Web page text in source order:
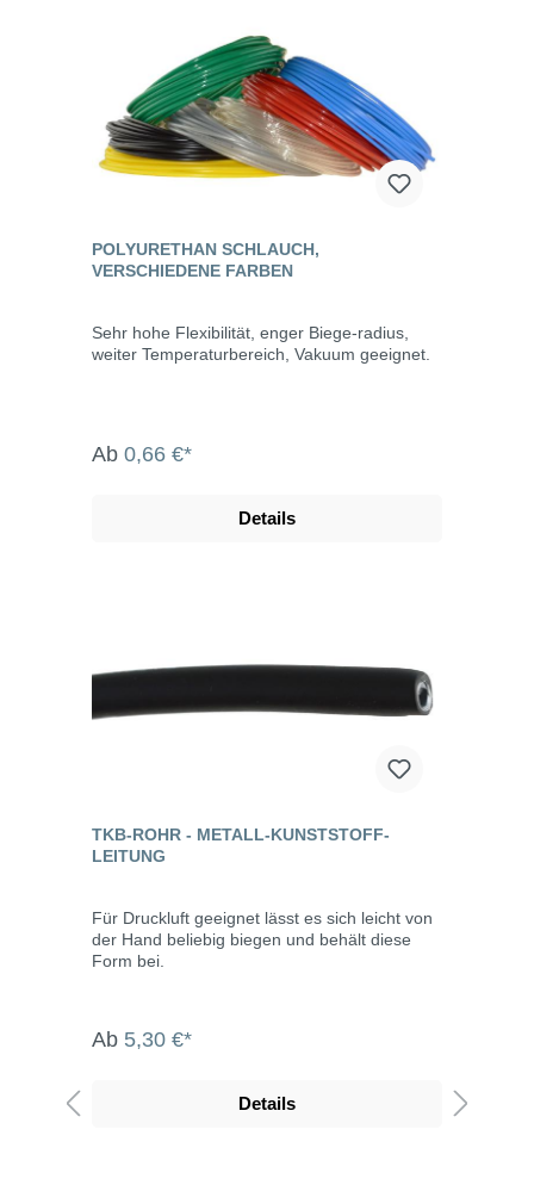
POLYURETHAN SCHLAUCH,
VERSCHIEDENE FARBEN
Sehr hohe Flexibilität, enger Biege-radius,
weiter Temperaturbereich, Vakuum geeignet.
Ab 0,66 €*
Details
TKB-ROHR - METALL-KUNSTSTOFF-
LEITUNG
Für Druckluft geeignet lässt es sich leicht von
der Hand beliebig biegen und behält diese
Form bei.
Ab 5,30 €*
Details